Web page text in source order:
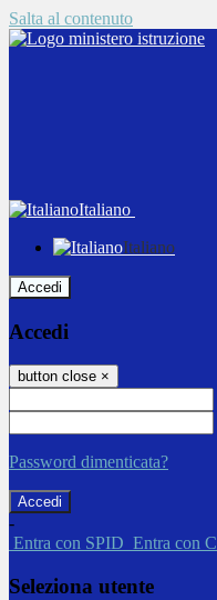
Salta al contenuto
Italiano
Italiano
Accedi
Accedi
button close ×
Password dimenticata?
-
Entra con SPID Entra con
Seleziona utente